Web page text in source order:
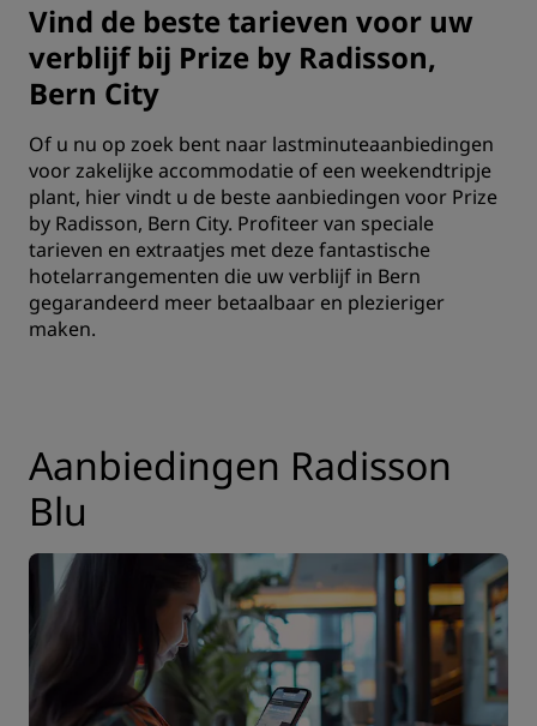
Vind de beste tarieven voor uw
verblijf bij Prize by Radisson,
Bern City
Of u nu op zoek bent naar lastminuteaanbiedingen
voor zakelijke accommodatie of een weekendtripje
plant, hier vindt u de beste aanbiedingen voor Prize
by Radisson, Bern City. Profiteer van speciale
tarieven en extraatjes met deze fantastische
hotelarrangementen die uw verblijf in Bern
gegarandeerd meer betaalbaar en plezieriger
maken.
Aanbiedingen Radisson
Blu